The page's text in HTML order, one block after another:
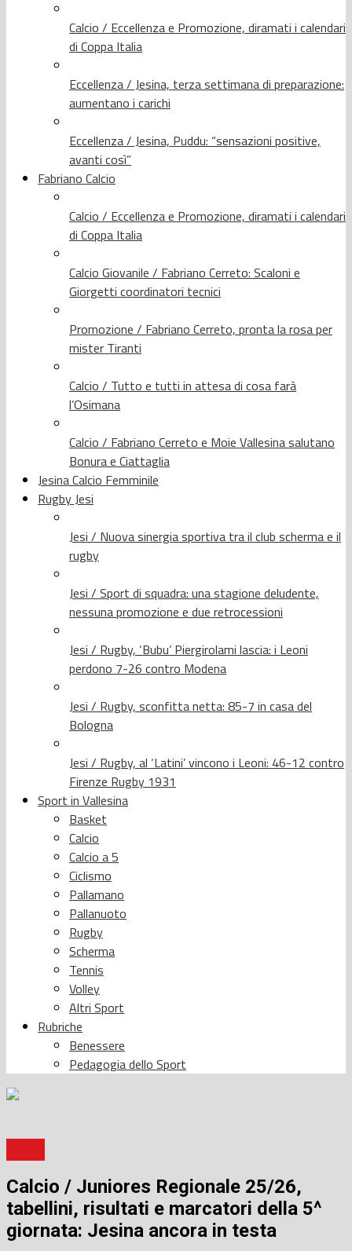
Calcio / Eccellenza e Promozione, diramati i calendari
di Coppa Italia
Eccellenza / Jesina, terza settimana di preparazione:
aumentano i carichi
Eccellenza / Jesina, Puddu: “sensazioni positive,
avanti così”
Fabriano Calcio
Calcio / Eccellenza e Promozione, diramati i calendari
di Coppa Italia
Calcio Giovanile / Fabriano Cerreto: Scaloni e
Giorgetti coordinatori tecnici
Promozione / Fabriano Cerreto, pronta la rosa per
mister Tiranti
Calcio / Tutto e tutti in attesa di cosa farà
l’Osimana
Calcio / Fabriano Cerreto e Moie Vallesina salutano
Bonura e Ciattaglia
Jesina Calcio Femminile
Rugby Jesi
Jesi / Nuova sinergia sportiva tra il club scherma e il
rugby
Jesi / Sport di squadra: una stagione deludente,
nessuna promozione e due retrocessioni
Jesi / Rugby, ‘Bubu’ Piergirolami lascia: i Leoni
perdono 7-26 contro Modena
Jesi / Rugby, sconfitta netta: 85-7 in casa del
Bologna
Jesi / Rugby, al ‘Latini’ vincono i Leoni: 46-12 contro
Firenze Rugby 1931
Sport in Vallesina
Basket
Calcio
Calcio a 5
Ciclismo
Pallamano
Pallanuoto
Rugby
Scherma
Tennis
Volley
Altri Sport
Rubriche
Benessere
Pedagogia dello Sport
Calcio / Juniores Regionale 25/26,
tabellini, risultati e marcatori della 5^
giornata: Jesina ancora in testa